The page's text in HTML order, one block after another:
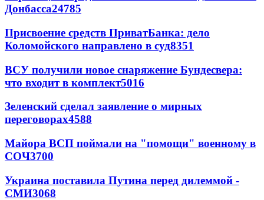
Донбасса24785
Присвоение средств ПриватБанка: дело
Коломойского направлено в суд8351
ВСУ получили новое снаряжение Бундесвера:
что входит в комплект5016
Зеленский сделал заявление о мирных
переговорах4588
Майора ВСП поймали на "помощи" военному в
СОЧ3700
Украина поставила Путина перед дилеммой -
СМИ3068